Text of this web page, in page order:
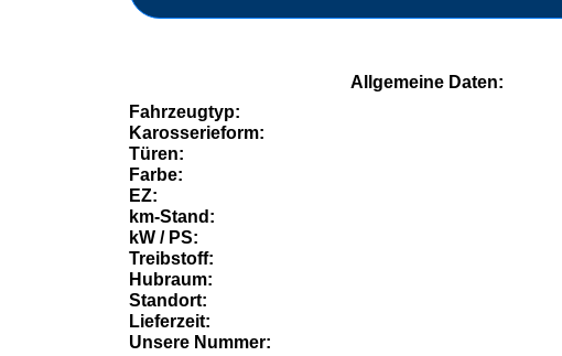
Allgemeine Daten:
Fahrzeugtyp:
Karosserieform:
Türen:
Farbe:
EZ:
km-Stand:
kW / PS:
Treibstoff:
Hubraum:
Standort:
Lieferzeit:
Unsere Nummer: